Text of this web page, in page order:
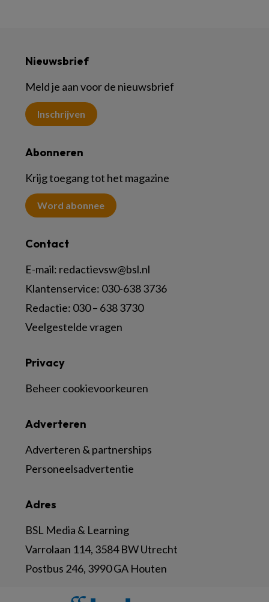
Nieuwsbrief
Meld je aan voor de nieuwsbrief
Inschrijven
Abonneren
Krijg toegang tot het magazine
Word abonnee
Contact
E-mail: redactievsw@bsl.nl
Klantenservice: 030-638 3736
Redactie: 030 – 638 3730
Veelgestelde vragen
Adres
BSL Media & Learning
Varrolaan 114, 3584 BW Utrecht
Postbus 246, 3990 GA Houten
Adverteren
Adverteren & partnerships
Personeelsadvertentie
Privacy
Beheer cookievoorkeuren